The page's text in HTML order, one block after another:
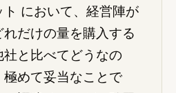
ト において、経営陣が
れだけの量を購入する
と比べてどうなの
めて妥当なことで